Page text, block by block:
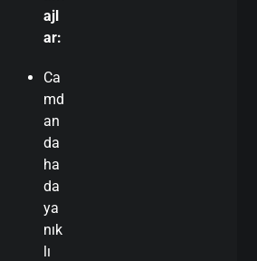
ajl
ar:
Ca
md
an
da
ha
da
ya
nık
lı